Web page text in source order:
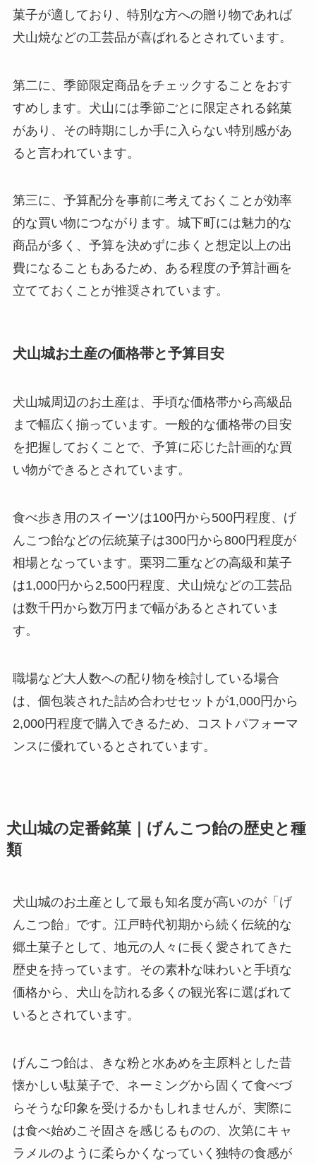
菓子が適しており、特別な方への贈り物であれば
犬山焼などの工芸品が喜ばれるとされています。
第二に、季節限定商品をチェックすることをおす
すめします。犬山には季節ごとに限定される銘菓
があり、その時期にしか手に入らない特別感があ
ると言われています。
第三に、予算配分を事前に考えておくことが効率
的な買い物につながります。城下町には魅力的な
商品が多く、予算を決めずに歩くと想定以上の出
費になることもあるため、ある程度の予算計画を
立てておくことが推奨されています。
犬山城お土産の価格帯と予算目安
犬山城周辺のお土産は、手頃な価格帯から高級品
まで幅広く揃っています。一般的な価格帯の目安
を把握しておくことで、予算に応じた計画的な買
い物ができるとされています。
食べ歩き用のスイーツは100円から500円程度、げ
んこつ飴などの伝統菓子は300円から800円程度が
相場となっています。栗羽二重などの高級和菓子
は1,000円から2,500円程度、犬山焼などの工芸品
は数千円から数万円まで幅があるとされていま
す。
職場など大人数への配り物を検討している場合
は、個包装された詰め合わせセットが1,000円から
2,000円程度で購入できるため、コストパフォーマ
ンスに優れているとされています。
犬山城の定番銘菓｜げんこつ飴の歴史と種
類
犬山城のお土産として最も知名度が高いのが「げ
んこつ飴」です。江戸時代初期から続く伝統的な
郷土菓子として、地元の人々に長く愛されてきた
歴史を持っています。その素朴な味わいと手頃な
価格から、犬山を訪れる多くの観光客に選ばれて
いるとされています。
げんこつ飴は、きな粉と水あめを主原料とした昔
懐かしい駄菓子で、ネーミングから固くて食べづ
らそうな印象を受けるかもしれませんが、実際に
は食べ始めこそ固さを感じるものの、次第にキャ
ラメルのように柔らかくなっていく独特の食感が